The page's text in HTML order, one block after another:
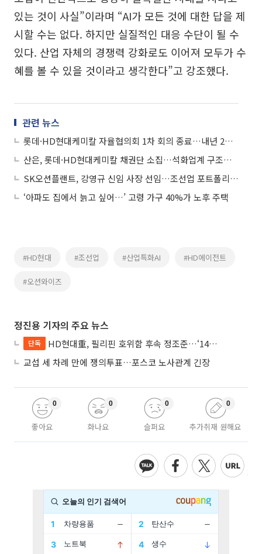
있는 것이 사실”이라며 “AI가 모든 것에 대한 답을 제
시할 수는 없다. 하지만 실질적인 대응 수단이 될 수
있다. 산업 자체의 경쟁력 강화로도 이어져 모두가 수
혜를 볼 수 있을 것이라고 생각한다”고 강조했다.
관련 뉴스
롯데·HD현대케미칼 자율협의회 1차 회의 종료…내년 2월 금융지원 윤곽
산은, 롯데·HD현대케미칼 채권단 소집…석화업계 구조혁신 닻 올렸다
SK오션플랜트, 강영규 신임 사장 선임…조선업 포트폴리오 전면 확대
‘아파도 집에서 늙고 싶어…’ 고령 가구 40%가 노후 주택
#HD현대 #조선업 #산업특화AI #HD에이전트
#오션와이즈
정진용 기자의 주요 뉴스
단독
HD현대重, 필리핀 호위함 후속 정조준…‘14척+α’ 싹쓸이 노린다
교섭 세 차례 만에 쟁의투표…포스코 노사관계 긴장
좋아요
0
화나요
0
슬퍼요
0
추가취재 원해요
0